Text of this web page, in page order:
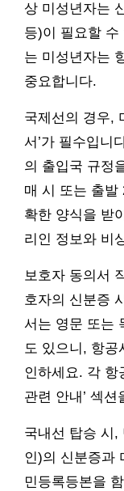
상 미성년자는
등)이 필요할
는 미성년자는
중요합니다.
국제선의 경우,
서’가 필수입니
의 출입국 규정
매 시 또는 출발
확한 양식을 받
리인 정보와 비
보호자 동의서
호자의 신분증
서는 영문 또는
도 있으니, 항공
인하세요. 각 항
관련 안내’ 섹
국내선 탑승 시,
인)의 신분증과
민등록등본을